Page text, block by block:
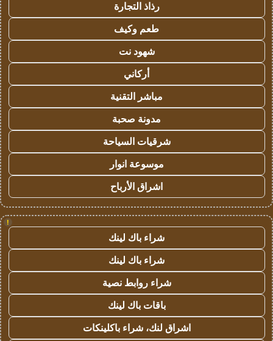
رذاذ التجارة
طعم وكيف
شهود نت
أركاني
مباشر التقنية
مدونة صحبة
شرقيات السياحة
موسوعة انوار
اشراق الأرباح
!
شراء باك لينك
شراء باك لينك
شراء روابط نصية
باقات باك لينك
اشراق لنك، شراء باكلينكات